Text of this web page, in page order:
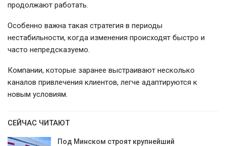
продолжают работать.
Особенно важна такая стратегия в периоды
нестабильности, когда изменения происходят быстро и
часто непредсказуемо.
Компании, которые заранее выстраивают несколько
каналов привлечения клиентов, легче адаптируются к
новым условиям.
СЕЙЧАС ЧИТАЮТ
Под Минском строят крупнейший